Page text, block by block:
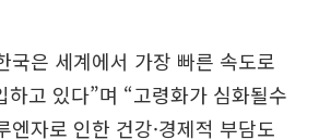
국은 세계에서 가장 빠른 속도로
하고 있다”며 “고령화가 심화될수
엔자로 인한 건강·경제적 부담도